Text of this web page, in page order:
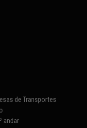
de Transportes
andar